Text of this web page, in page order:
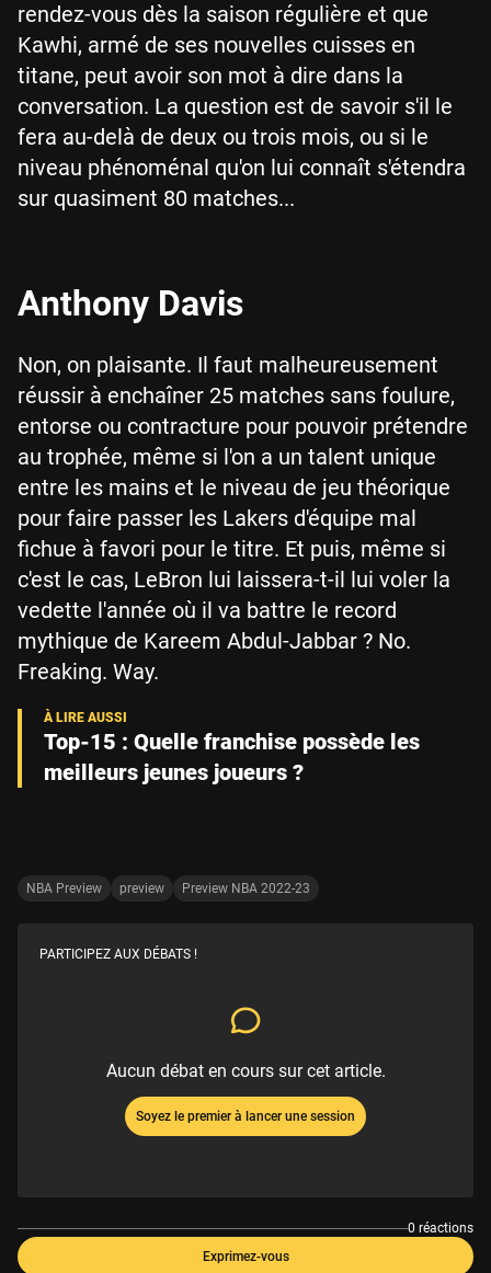
rendez-vous dès la saison régulière et que
Kawhi, armé de ses nouvelles cuisses en
titane, peut avoir son mot à dire dans la
conversation. La question est de savoir s'il le
fera au-delà de deux ou trois mois, ou si le
niveau phénoménal qu'on lui connaît s'étendra
sur quasiment 80 matches...
Anthony Davis
Non, on plaisante. Il faut malheureusement
réussir à enchaîner 25 matches sans foulure,
entorse ou contracture pour pouvoir prétendre
au trophée, même si l'on a un talent unique
entre les mains et le niveau de jeu théorique
pour faire passer les Lakers d'équipe mal
fichue à favori pour le titre. Et puis, même si
c'est le cas, LeBron lui laissera-t-il lui voler la
vedette l'année où il va battre le record
mythique de Kareem Abdul-Jabbar ? No.
Freaking. Way.
Top-15 : Quelle franchise possède les
meilleurs jeunes joueurs ?
NBA Preview preview Preview NBA 2022-23
PARTICIPEZ AUX DÉBATS !
Aucun débat en cours sur cet article.
Soyez le premier à lancer une session
0 réactions
Exprimez-vous